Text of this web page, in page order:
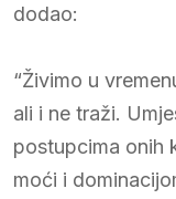
dodao:
“Živimo u
ali i ne traži.
postupcima onih
moći i